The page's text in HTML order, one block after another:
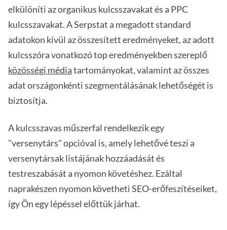
elkülöníti az organikus kulcsszavakat és a PPC
kulcsszavakat. A Serpstat a megadott standard
adatokon kívül az összesített eredményeket, az adott
kulcsszóra vonatkozó top eredményekben szereplő
közösségi médiatartományokat, valamint az összes
adat országonkénti szegmentálásának lehetőségét is
biztosítja.
A kulcsszavas műszerfal rendelkezik egy
"versenytárs" opcióval is, amely lehetővé teszi a
versenytársak listájának hozzáadását és
testreszabását a nyomon követéshez. Ezáltal
naprakészen nyomon követheti SEO-erőfeszítéseiket,
így Ön egy lépéssel előttük járhat.